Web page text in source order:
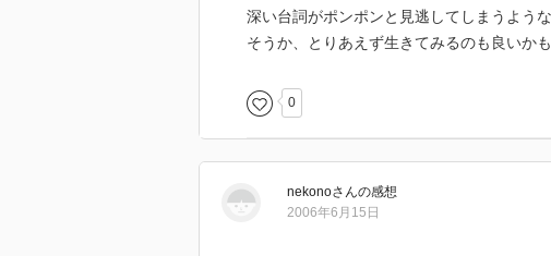
深い台詞がポンポンと見逃してしまうよう
そうか、とりあえず生きてみるのも良いかも
0
nekonoさんの感想
2006年6月15日